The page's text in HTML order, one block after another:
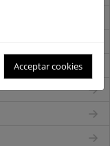
Acceptar cookies